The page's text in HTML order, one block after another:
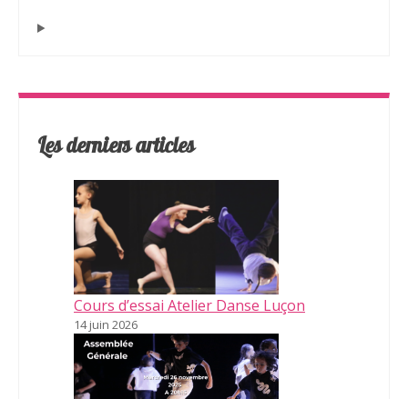
Les derniers articles
Cours d’essai Atelier Danse Luçon
14 juin 2026